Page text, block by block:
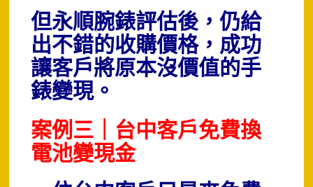
但永順腕錶評估後，仍給
出不錯的收購價格，成功
讓客戶將原本沒價值的手
錶變現。
案例三｜台中客戶免費換
電池變現金